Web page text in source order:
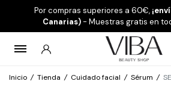
Por compras superiores a 60€,
Canarias)- Muestras gratis en
Inicio / Tienda / Cuidado facial / Sérum /